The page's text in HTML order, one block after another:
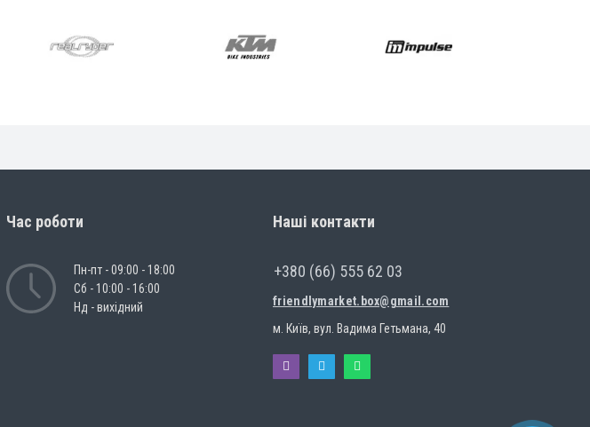
Час роботи
Пн-пт - 09:00 - 18:00
Сб - 10:00 - 16:00
Нд - вихідний
Наші контакти
+380 (66) 555 62 03
friendlymarket.box@gmail.com
м. Київ, вул. Вадима Гетьмана, 40